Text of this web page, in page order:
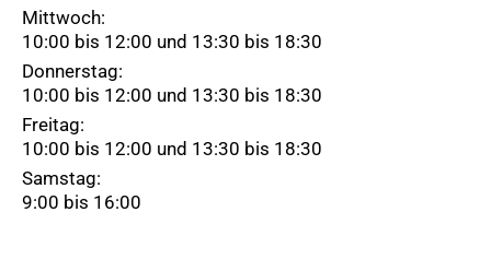
Mittwoch:
10:00 bis 12:00 und 13:30 bis 18:30
Donnerstag:
10:00 bis 12:00 und 13:30 bis 18:30
Freitag:
10:00 bis 12:00 und 13:30 bis 18:30
Samstag:
9:00 bis 16:00